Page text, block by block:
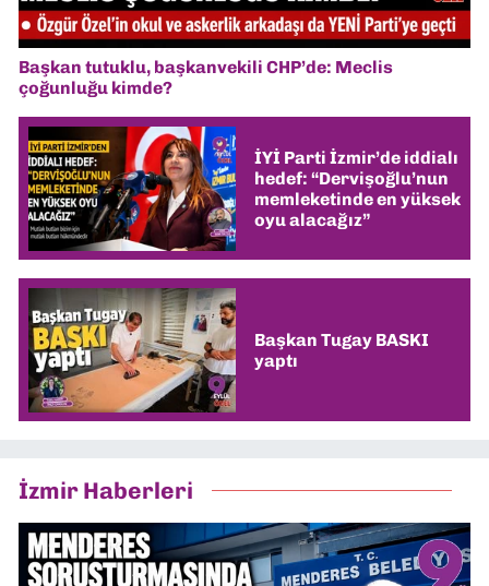
Başkan tutuklu, başkanvekili CHP’de: Meclis
çoğunluğu kimde?
İYİ Parti İzmir’de iddialı
hedef: “Dervişoğlu’nun
memleketinde en yüksek
oyu alacağız”
Başkan Tugay BASKI
yaptı
İzmir Haberleri